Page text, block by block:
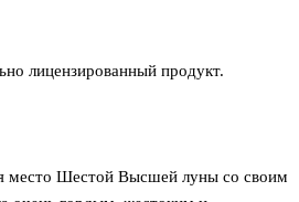
лицензированный продукт.
место Шестой Высшей луны со своим